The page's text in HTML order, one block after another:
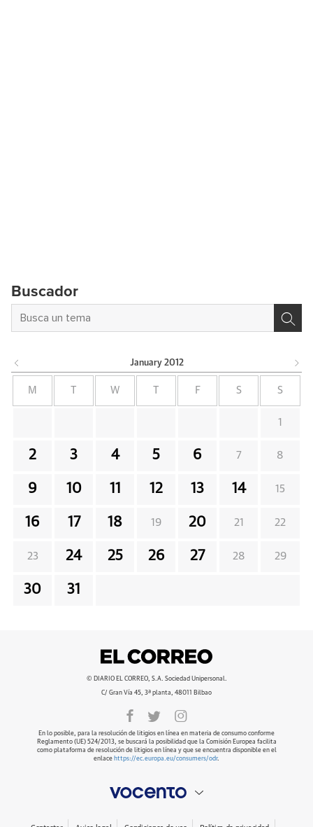
Buscador
January 2012
M W F S S
1
2 3 4 5 6 7 8
9 10 11 12 13 14 15
16 17 18 19 20 21 22
23 24 25 26 27 28 29
30 31
© DIARIO EL CORREO, S.A. Sociedad Unipersonal.
C/ Gran Vía 45, 3ª planta, 48011 Bilbao
En lo posible, para la resolución de litigios en línea en materia de consumo conforme
Reglamento (UE) 524/2013, se buscará la posibilidad que la Comisión Europea facilita
como plataforma de resolución de litigios en línea y que se encuentra disponible en el
enlace https://ec.europa.eu/consumers/odr.